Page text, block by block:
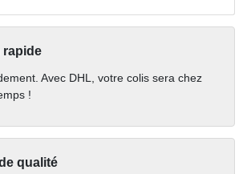
rapide
Avec DHL, votre colis sera chez
!
qualité